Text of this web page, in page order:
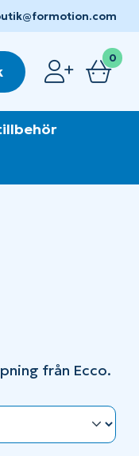
0
från Ecco.